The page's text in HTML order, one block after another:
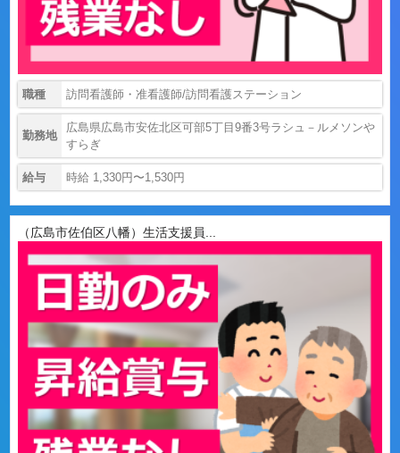
職種 訪問看護師・准看護師/訪問看護ステーション
勤務地
広島県広島市安佐北区可部5丁目9番3号ラシュ－ルメソンや
すらぎ
給与 時給 1,330円〜1,530円
（広島市佐伯区八幡）生活支援員...